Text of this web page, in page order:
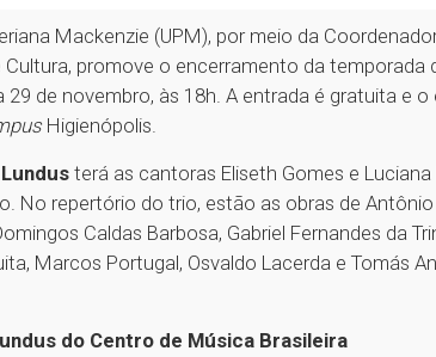
Mackenzie (UPM), por meio da
Cultura, promove o encerramento da
29 de novembro, às 18h. A entrada é gratuita e
Higienópolis.
terá as cantoras Eliseth Gomes e
No repertório do trio, estão as obras de
Caldas Barbosa, Gabriel Fernandes da
Marcos Portugal, Osvaldo Lacerda e Tomás
do Centro de Música Brasileira